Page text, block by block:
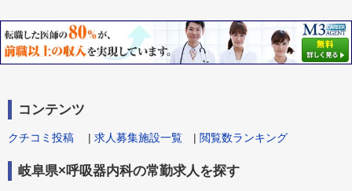
コンテンツ
クチコミ投稿 | 求人募集施設一覧 | 閲覧数ランキング
岐阜県×呼吸器内科の常勤求人を探す